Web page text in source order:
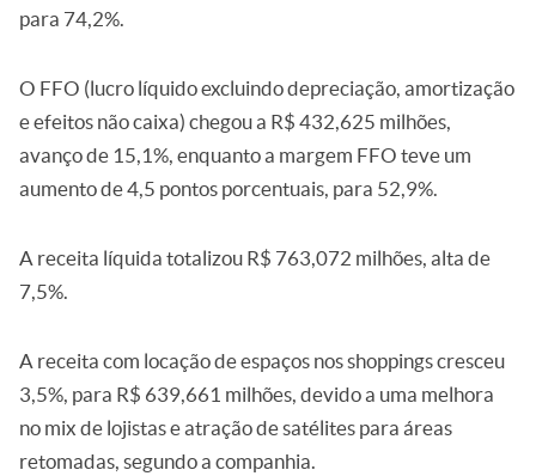
para 74,2%.
O FFO (lucro líquido excluindo depreciação, amortização
e efeitos não caixa) chegou a R$ 432,625 milhões,
avanço de 15,1%, enquanto a margem FFO teve um
aumento de 4,5 pontos porcentuais, para 52,9%.
A receita líquida totalizou R$ 763,072 milhões, alta de
7,5%.
A receita com locação de espaços nos shoppings cresceu
3,5%, para R$ 639,661 milhões, devido a uma melhora
no mix de lojistas e atração de satélites para áreas
retomadas, segundo a companhia.